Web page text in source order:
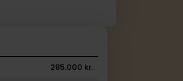
285.000 kr.